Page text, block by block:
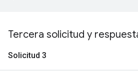
Tercera solicitud y
Solicitud 3